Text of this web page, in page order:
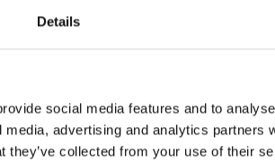
Details
social media features and to
advertising and analytics partners
they’ve collected from your use of their